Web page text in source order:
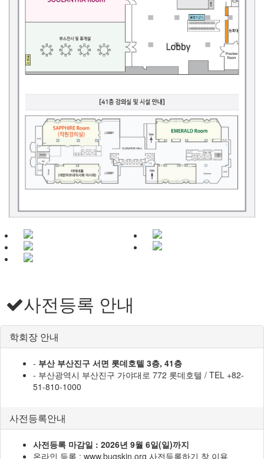
사전등록 안내
학회장 안내
- 부산 부산진구 서면 롯데호텔 3층, 41층
- 부산광역시 부산진구 가야대로 772 롯데호텔 / TEL +82-
51-810-1000
사전등록안내
사전등록 마감일 : 2026년 9월 6일(일)까지
온라인 등록 : www.bugskin.org 사전등록하기 창 이용